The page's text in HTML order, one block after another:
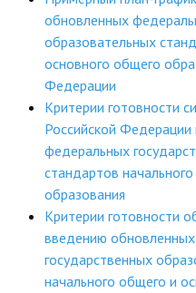
обновленных
образовательных
основного общего
Федерации
Критерии готовности
Российской
федеральных
стандартов
образования
Критерии готовности
введению
государственных
начального общего и